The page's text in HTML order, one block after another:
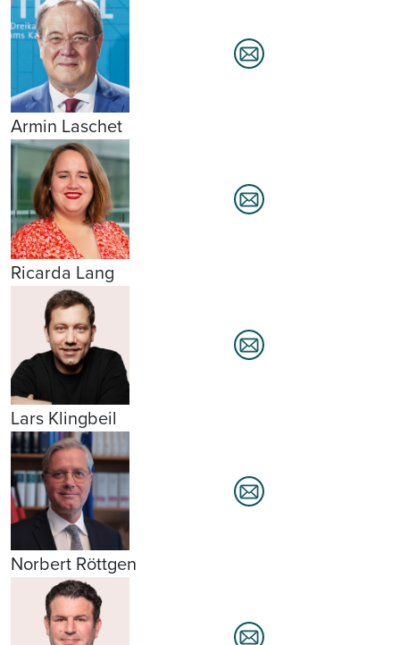
Armin Laschet
Ricarda Lang
Lars Klingbeil
Norbert Röttgen